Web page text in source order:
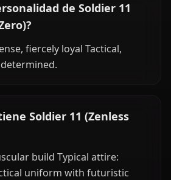
de Soldier 11
fiercely loyal Tactical,
Soldier 11 (Zenless
build Typical attire:
uniform with futuristic